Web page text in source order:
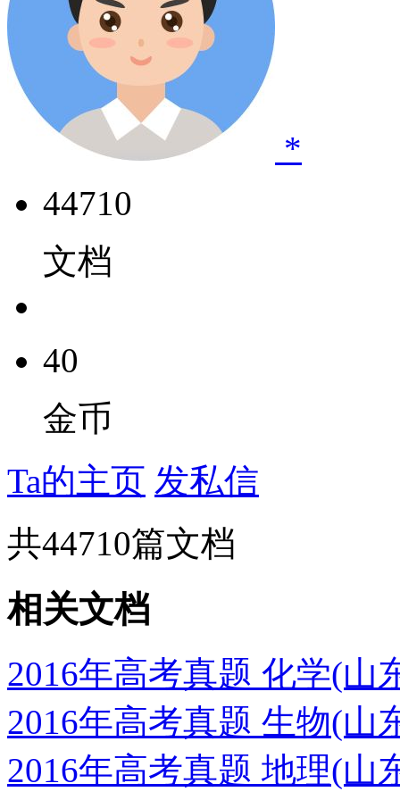
*
44710
文档
40
金币
Ta的主页 发私信
共44710篇文档
相关文档
2016年高考真题 化学(山
2016年高考真题 生物(山
2016年高考真题 地理(山